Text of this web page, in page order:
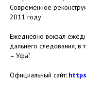
Современное
2011 году.
Ежедневно вокзал
дальнего следования,
– Уфа".
Официальный сайт: